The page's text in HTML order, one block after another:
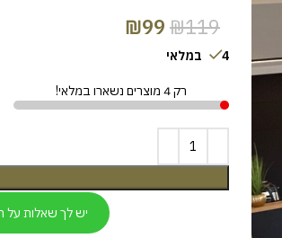
₪119
₪99
4 במלאי
רק 4 מוצרים נשארו במלאי!
יש לך שאלות על